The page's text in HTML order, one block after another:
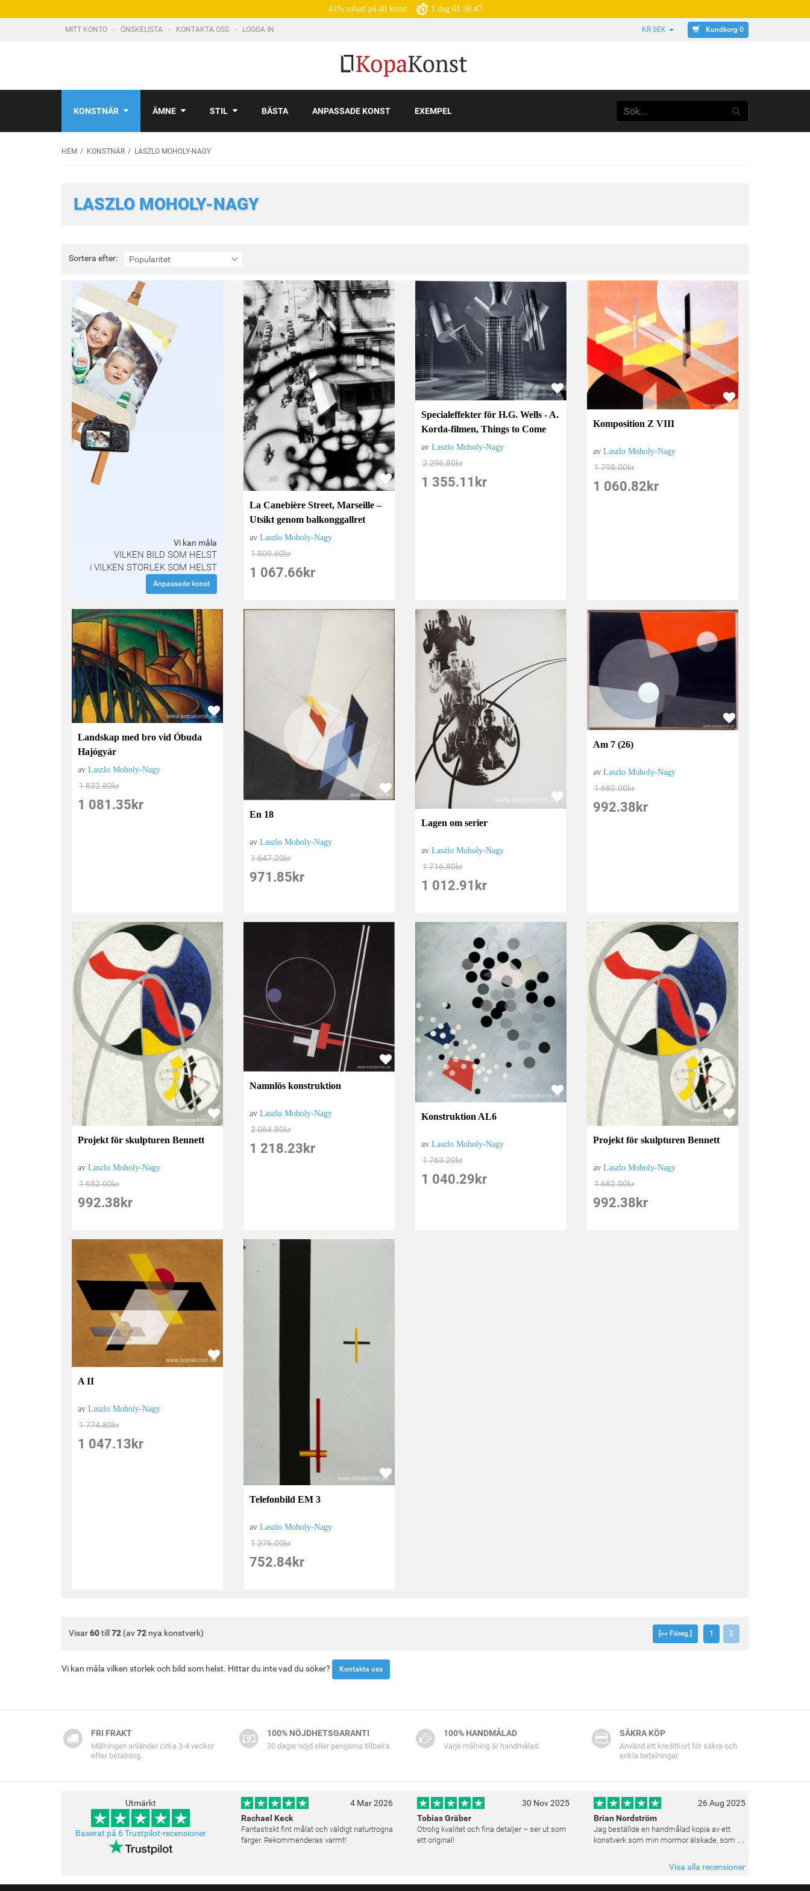
41% rabatt på all konst 1 dag 01:38:46
MITT KONTO ÖNSKELISTA KONTAKTA OSS LOGGA IN KR SEK Kundkorg 0
KONSTNÄR ÄMNE STIL BÄSTA ANPASSADE KONST EXEMPEL
HEM KONSTNÄR LASZLO MOHOLY-NAGY
LASZLO MOHOLY-NAGY
Sortera efter: Popularitet
Sortera
efter:
Vi kan måla
VILKEN BILD SOM HELST
i VILKEN STORLEK SOM HELST
Anpassade konst
La Canebière Street, Marseille –
Utsikt genom balkonggallret
avLaszlo Moholy-Nagy
1 809.60kr
1 067.66 kr
Specialeffekter för H.G. Wells - A.
Korda-filmen, Things to Come
avLaszlo Moholy-Nagy
2 296.80kr
1 355.11 kr
Komposition Z VIII
avLaszlo Moholy-Nagy
1 798.00kr
1 060.82 kr
Landskap med bro vid Óbuda
Hajógyár
avLaszlo Moholy-Nagy
1 832.80kr
1 081.35 kr
En 18
avLaszlo Moholy-Nagy
1 647.20kr
971.85 kr
Lagen om serier
avLaszlo Moholy-Nagy
1 716.80kr
1 012.91 kr
Am 7 (26)
avLaszlo Moholy-Nagy
1 682.00kr
992.38 kr
Projekt för skulpturen Bennett
avLaszlo Moholy-Nagy
1 682.00kr
992.38 kr
Namnlös konstruktion
avLaszlo Moholy-Nagy
2 064.80kr
1 218.23 kr
Konstruktion AL6
avLaszlo Moholy-Nagy
1 763.20kr
1 040.29 kr
Projekt för skulpturen Bennett
avLaszlo Moholy-Nagy
1 682.00kr
992.38 kr
A II
avLaszlo Moholy-Nagy
1 774.80kr
1 047.13 kr
Telefonbild EM 3
avLaszlo Moholy-Nagy
1 276.00kr
752.84 kr
Visar60till 72 (av72 nya konstverk) [<< Föreg.] 1 2
Vi kan måla vilken storlek och bild som helst. Hittar du inte vad du söker? Kontakta oss
FRI FRAKT
Målningen anländer cirka 3-4 veckor
efter betalning.
100% NÖJDHETSGARANTI
30 dagar nöjd eller pengarna tillbaka.
100% HANDMÅLAD
Varje målning är handmålad.
SÄKRA KÖP
Använd ett kreditkort för säkra och
enkla betalningar.
Utmärkt
Baserat på 6 Trustpilot-recensioner
4 Mar 2026
Rachael Keck
Fantastiskt fint målat och väldigt naturtrogna
färger. Rekommenderas varmt!
30 Nov 2025
Tobias Gräber
Otrolig kvalitet och fina detaljer – ser ut som
ett original!
26 Aug 2025
Brian Nordström
Jag beställde en handmålad kopia av ett
konstverk som min mormor älskade, som en
verkligen mina förväntningar. Färgerna var
livfulla och varje penseldrag kän
Visa alla recensioner